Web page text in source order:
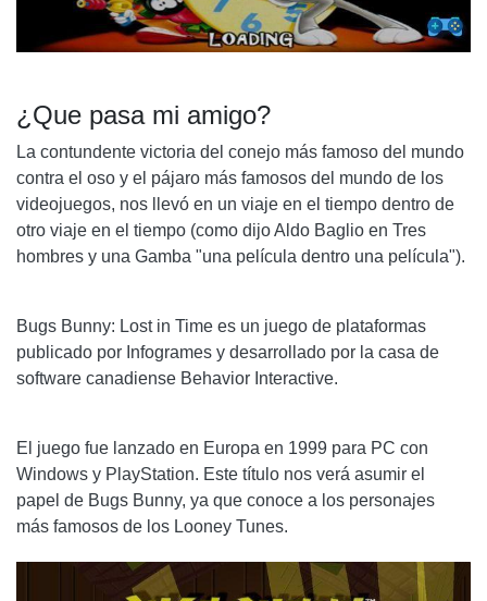
¿Que pasa mi amigo?
La contundente victoria del conejo más famoso del mundo
contra el oso y el pájaro más famosos del mundo de los
videojuegos, nos llevó en un viaje en el tiempo dentro de
otro viaje en el tiempo (como dijo Aldo Baglio en Tres
hombres y una Gamba "una película dentro una película").
Bugs Bunny: Lost in Time es un juego de plataformas
publicado por Infogrames y desarrollado por la casa de
software canadiense Behavior Interactive.
El juego fue lanzado en Europa en 1999 para PC con
Windows y PlayStation. Este título nos verá asumir el
papel de Bugs Bunny, ya que conoce a los personajes
más famosos de los Looney Tunes.